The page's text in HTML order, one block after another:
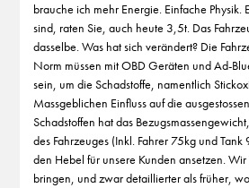
brauche ich mehr Energie. Einfache Physik.
sind, raten Sie, auch heute 3,5t. Das
dasselbe. Was hat sich verändert? Die
Norm müssen mit OBD Geräten und Ad-
sein, um die Schadstoffe, namentlich
Massgeblichen Einfluss auf die
Schadstoffen hat das
des Fahrzeuges (Inkl. Fahrer 75kg und
den Hebel für unsere Kunden ansetzen.
bringen, und zwar detaillierter als früher,